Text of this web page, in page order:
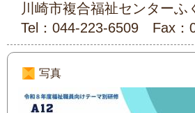
川崎市複合福祉センター
Tel：044-223-6509 Fax：
写真